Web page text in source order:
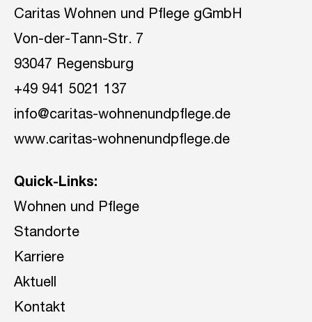
Caritas Wohnen und Pflege gGmbH
Von-der-Tann-Str. 7
93047 Regensburg
+49 941 5021 137
info@caritas-wohnenundpflege.de
www.caritas-wohnenundpflege.de
Quick-Links:
Wohnen und Pflege
Standorte
Karriere
Aktuell
Kontakt